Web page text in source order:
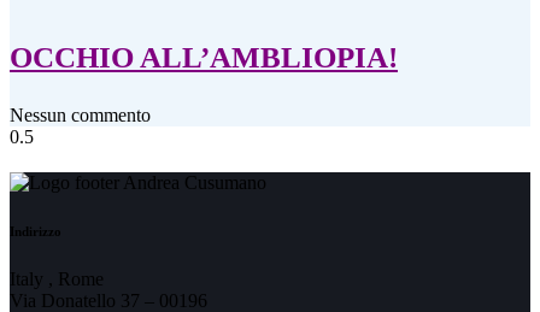
OCCHIO ALL’AMBLIOPIA!
Nessun commento
Indirizzo
Italy , Rome
Via Donatello 37 – 00196